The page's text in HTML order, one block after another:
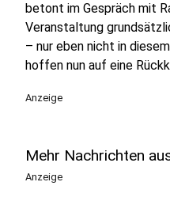
betont im Gespräch mit
Veranstaltung
– nur eben nicht in
hoffen nun auf eine
Anzeige
Mehr Nachrichten
Anzeige